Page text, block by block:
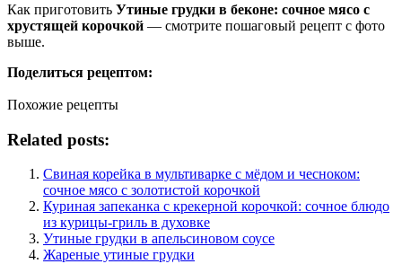
Как приготовить Утиные грудки в беконе: сочное мясо с
хрустящей корочкой — смотрите пошаговый рецепт с фото
выше.
Поделиться рецептом:
Похожие рецепты
Related posts:
Свиная корейка в мультиварке с мёдом и чесноком:
сочное мясо с золотистой корочкой
Куриная запеканка с крекерной корочкой: сочное блюдо
из курицы-гриль в духовке
Утиные грудки в апельсиновом соусе
Жареные утиные грудки